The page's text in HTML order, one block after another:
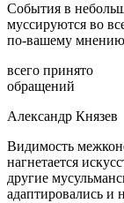
События в
муссируются во
по-вашему мнению
всего принято
обращений
Александр Князев
Видимость
нагнетается
другие
адаптировались и